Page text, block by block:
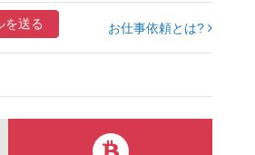
を送る お仕事依頼とは?